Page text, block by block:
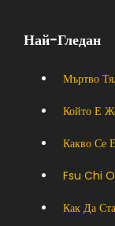
Най-Гледан
Мъртво
Който Е
Какво Се
Fsu Chi
Как Да